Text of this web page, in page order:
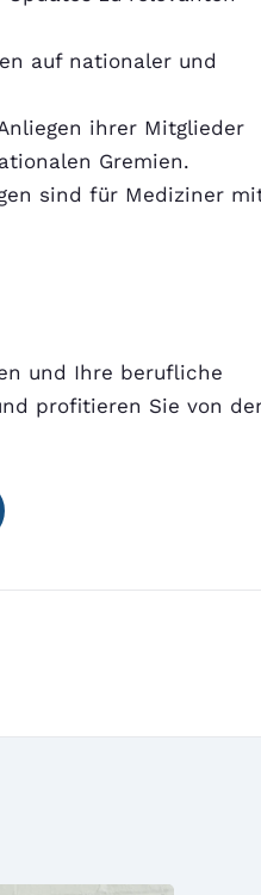
auf nationaler und
ihrer Mitglieder
Gremien.
sind für Mediziner
und Ihre berufliche
profitieren Sie von